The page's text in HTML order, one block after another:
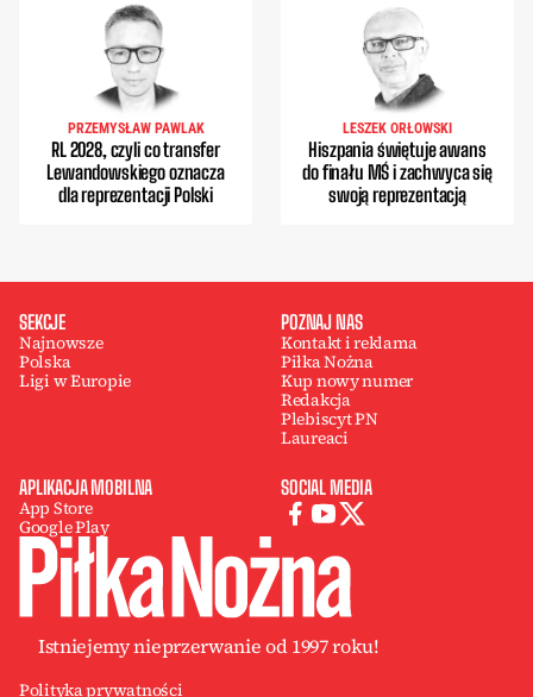
PRZEMYSŁAW PAWLAK
RL 2028, czyli co transfer
Lewandowskiego oznacza
dla reprezentacji Polski
LESZEK ORŁOWSKI
Hiszpania świętuje awans
do finału MŚ i zachwyca się
swoją reprezentacją
SEKCJE
Najnowsze
Polska
Ligi w Europie
POZNAJ NAS
Kontakt i reklama
Piłka Nożna
Kup nowy numer
Redakcja
Plebiscyt PN
Laureaci
APLIKACJA MOBILNA
App Store
Google Play
SOCIAL MEDIA
Istniejemy nieprzerwanie od 1997 roku!
Polityka prywatności